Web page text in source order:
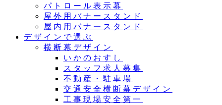
パトロール表示幕
屋外用バナースタンド
屋内用バナースタンド
デザインで選ぶ
横断幕デザイン
いかのおすし
スタッフ求人募集
不動産・駐車場
交通安全横断幕デザイン
工事現場安全第一